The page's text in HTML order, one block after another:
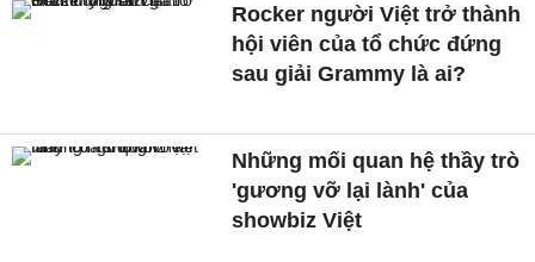
Rocker người Việt trở thành
hội viên của tổ chức đứng
sau giải Grammy là ai?
Những mối quan hệ thầy trò
'gương vỡ lại lành' của
showbiz Việt